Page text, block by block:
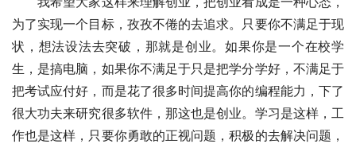
为了实现一个目标，孜孜不倦的去追求。只要你不满足于现
状，想法设法去突破，那就是创业。如果你是一个在校学
生，是搞电脑，如果你不满足于只是把学分学好，不满足于
把考试应付好，而是花了很多时间提高你的编程能力，下了
很大功夫来研究很多软件，那这也是创业。学习是这样，工
作也是这样，只要你勇敢的正视问题，积极的去解决问题，